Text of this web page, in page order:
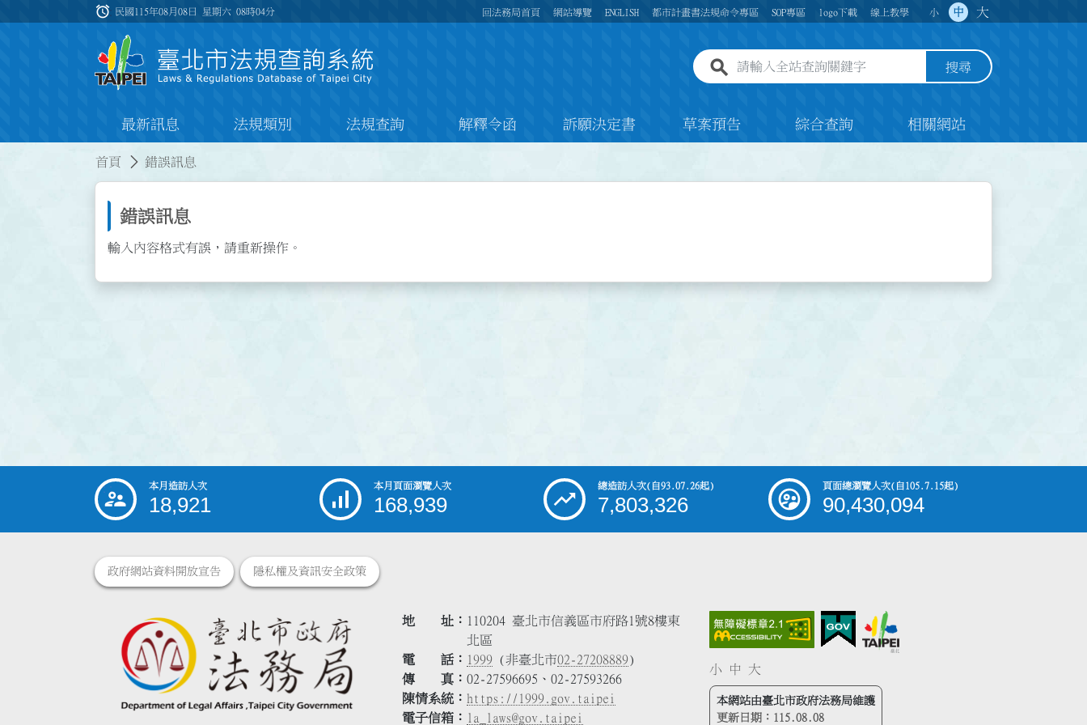
:::
alarm 民國115年08月08日 星期六08時04分 回法務局首頁 網站導覽 ENGLISH 都市計畫書法規命令專區 SOP專區 logo下載 線上教學 小 中 大
全站查詢關鍵字欄位 搜尋
最新訊息 法規類別 法規查詢 解釋令函 訴願決定書 草案預告 綜合查詢 相關網站
首頁 錯誤訊息
錯誤訊息
輸入內容格式有誤，請重新操作。
::: 本月造訪人次
18,921
本月頁面瀏覽人次
168,939
總造訪人次(自93.07.26起)
7,803,326
頁面總瀏覽人次(自105.7.15起)
90,430,094
政府網站資料開放宣告 隱私權及資訊安全政策
地 址
110204 臺北市信義區市府路1號8樓東
北區
電 話
1999 (非臺北市02-27208889)
傳 真
02-27596695、02-27593266
陳情系統
https://1999.gov.taipei
電子信箱
la_laws@gov.taipei
小 中 大
本網站由臺北市政府法務局維護
更新日期： 115.08.08